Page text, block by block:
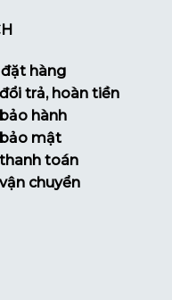
hàng
trả, hoàn tiền
hành
mật
toán
chuyển